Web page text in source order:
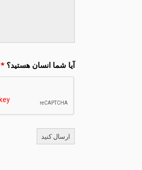
آیا شما انسان هستید؟*